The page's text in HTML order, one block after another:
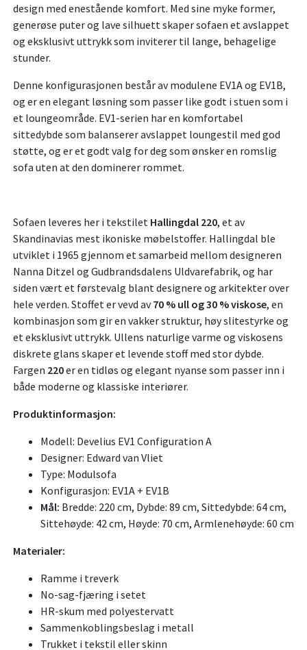
design med enestående komfort. Med sine myke former,
generøse puter og lave silhuett skaper sofaen et avslappet
og eksklusivt uttrykk som inviterer til lange, behagelige
stunder.
Denne konfigurasjonen består av modulene EV1A og EV1B,
og er en elegant løsning som passer like godt i stuen som i
et loungeområde. EV1-serien har en komfortabel
sittedybde som balanserer avslappet loungestil med god
støtte, og er et godt valg for deg som ønsker en romslig
sofa uten at den dominerer rommet.
Sofaen leveres her i tekstilet Hallingdal 220, et av
Skandinavias mest ikoniske møbelstoffer. Hallingdal ble
utviklet i 1965 gjennom et samarbeid mellom designeren
Nanna Ditzel og Gudbrandsdalens Uldvarefabrik, og har
siden vært et førstevalg blant designere og arkitekter over
hele verden. Stoffet er vevd av70 % ull og 30 % viskose, en
kombinasjon som gir en vakker struktur, høy slitestyrke og
et eksklusivt uttrykk. Ullens naturlige varme og viskosens
diskrete glans skaper et levende stoff med stor dybde.
Fargen 220er en tidløs og elegant nyanse som passer inn i
både moderne og klassiske interiører.
Produktinformasjon:
Modell: Develius EV1 Configuration A
Designer: Edward van Vliet
Type: Modulsofa
Konfigurasjon: EV1A + EV1B
Mål: Bredde: 220 cm, Dybde: 89 cm, Sittedybde: 64 cm,
Sittehøyde: 42 cm, Høyde: 70 cm, Armlenehøyde: 60 cm
Materialer:
Ramme i treverk
No-sag-fjæring i setet
HR-skum med polyestervatt
Sammenkoblingsbeslag i metall
Trukket i tekstil eller skinn